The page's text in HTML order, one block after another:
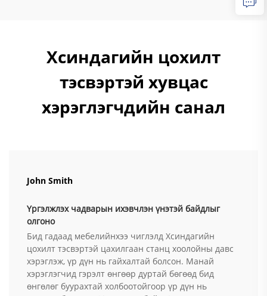
Хсиндагийн цохилт
тэсвэртэй хувцас
хэрэглэгчдийн санал
John Smith
Үргэлжлэх чадварын ихэвчлэн үнэтэй байдлыг
олгоно
Бид гадаад мебелийнхээ чиглэлд Хсиндагийн
цохилт тэсвэртэй цахилгаан станц хоолойны давс
хэрэглэж, үр дүн нь гайхалтай болсон. Манай
хэрэглэгчид гэрэлт өнгөөр дуртай бөгөөд бид
өнгөлөг буурахтай холбоотойгоор үр дүн нь